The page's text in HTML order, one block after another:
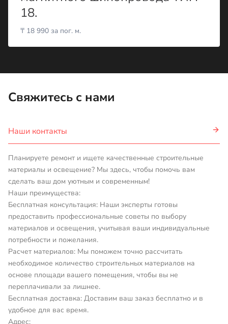
18.
₸ 18 990 за пог. м.
Свяжитесь с нами
Наши контакты
Планируете ремонт и ищете качественные строительные
материалы и освещение? Мы здесь, чтобы помочь вам
сделать ваш дом уютным и современным!
Наши преимущества:
Бесплатная консультация: Наши эксперты готовы
предоставить профессиональные советы по выбору
материалов и освещения, учитывая ваши индивидуальные
потребности и пожелания.
Расчет материалов: Мы поможем точно рассчитать
необходимое количество строительных материалов на
основе площади вашего помещения, чтобы вы не
переплачивали за лишнее.
Бесплатная доставка: Доставим ваш заказ бесплатно и в
удобное для вас время.
Адрес: